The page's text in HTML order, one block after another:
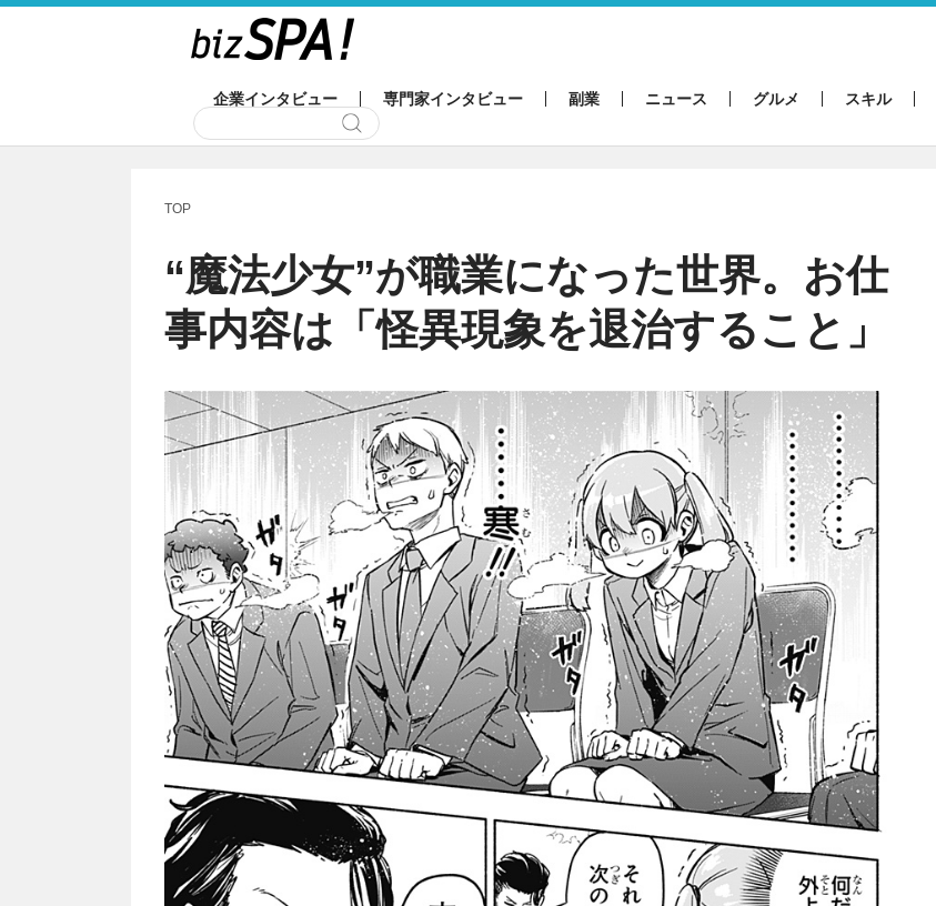
企業インタビュー 専門家インタビュー 副業 ニュース グルメ スキル
TOP
“魔法少女”が職業になった世界。お仕
事内容は「怪異現象を退治すること」